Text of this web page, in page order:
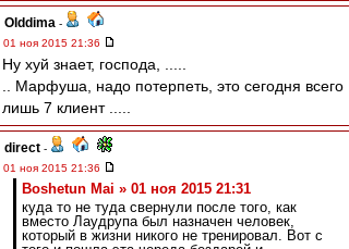
Olddima -
01 ноя 2015 21:36
Ну хуй знает, господа, .....
.. Марфуша, надо потерпеть, это сегодня всего
лишь 7 клиент .....
direct -
01 ноя 2015 21:36
Boshetun Mai » 01 ноя 2015 21:31
куда то не туда свернули после того, как
вместо Лаудрупа был назначен человек,
который в жизни никого не тренировал. Вот с